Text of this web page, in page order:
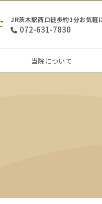
JR茨木駅西口徒歩約1分お気軽
072-631-7830
当院について